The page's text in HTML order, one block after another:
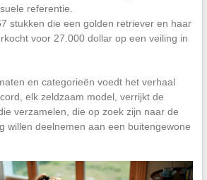
referentie.
stukken die een golden retriever en haar
voor 27.000 dollar op een veiling in
en categorieën voedt het verhaal
elk zeldzaam model, verrijkt de
verzamelen, die op zoek zijn naar de
willen deelnemen aan een buitengewone